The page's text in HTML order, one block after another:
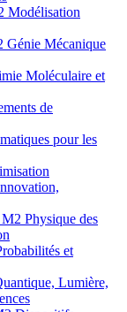
Mécanique
Moléculaire et
de
pour les
Physique des
et
Lumière,